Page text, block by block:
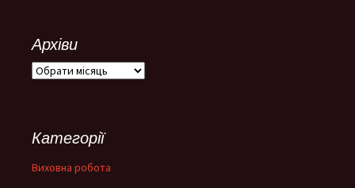
Архіви
Архіви
Категорії
Виховна робота